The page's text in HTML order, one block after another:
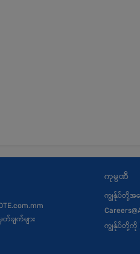
ချက်များ
ကုမ္ပဏီ
ကျွန်ုပ်တို့အက
ကျွန်ုပ်တို့ကို